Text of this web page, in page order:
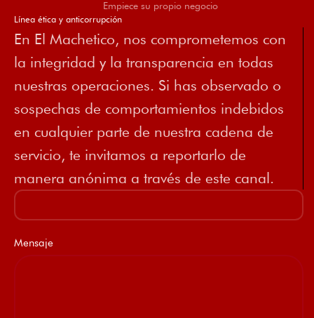
Empiece su propio negocio
Línea ética y anticorrupción
En El Machetico, nos comprometemos con
la integridad y la transparencia en todas
nuestras operaciones. Si has observado o
sospechas de comportamientos indebidos
en cualquier parte de nuestra cadena de
servicio, te invitamos a reportarlo de
manera anónima a través de este canal.
Mensaje